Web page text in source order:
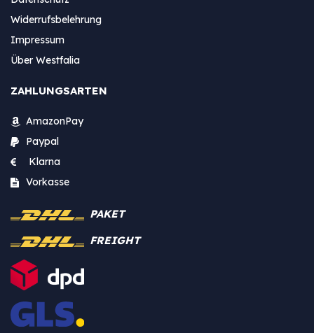
Widerrufsbelehrung
Impressum
Über Westfalia
ZAHLUNGSARTEN
AmazonPay
Paypal
Klarna
Vorkasse
PAKET
FREIGHT